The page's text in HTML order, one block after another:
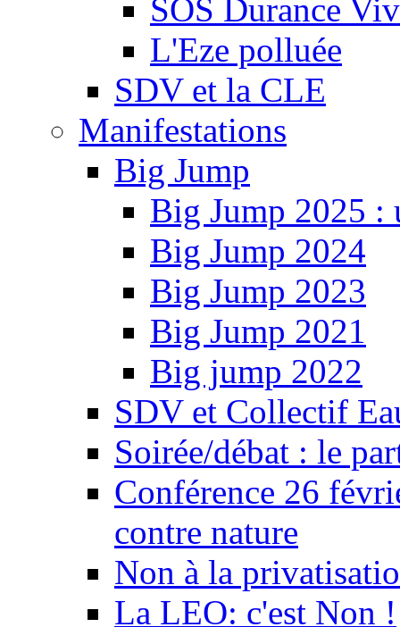
SOS Durance
L'Eze polluée
SDV et la CLE
Manifestations
Big Jump
Big Jump 2025 :
Big Jump 2024
Big Jump 2023
Big Jump 2021
Big jump 2022
SDV et Collectif
Soirée/débat : le
Conférence 26
contre nature
Non à la
La LEO: c'est Non !